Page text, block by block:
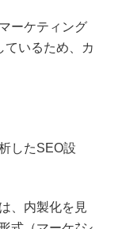
ーケティング
ているため、カ
したSEO設
、内製化を見